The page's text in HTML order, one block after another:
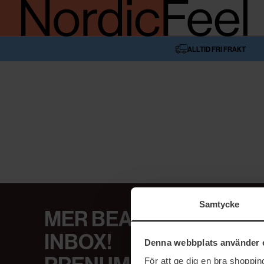
Samtycke
Denna webbplats använder
För att ge dig en bra
ALLTID FRI FRAKT
MER BEAUTY I DIN
INBOX!